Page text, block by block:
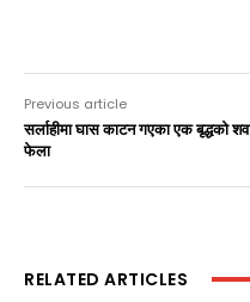
Previous article
सर्लाहीमा घास काटन गएका एक बृद्धको शव
फेला
RELATED ARTICLES